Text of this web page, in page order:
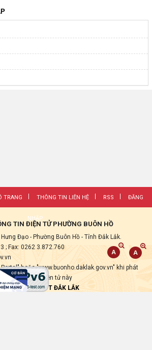
TRANG THÔNG TIN LIÊN HỆ RSS ĐĂNG
NHẬP
TIN ĐIỆN TỬ PHƯỜNG BUÔN HỒ
Đạo - Phường Buôn Hồ - Tỉnh Đắk Lắk.
; Fax: 0262 3.872.760
hoặc "www.buonho.daklak.gov.vn" khi phát
thông tin điện tử này
hiện bởiVNPT ĐẮK LẮK